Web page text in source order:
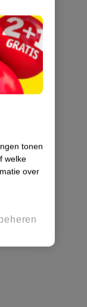
tonen
welke
over